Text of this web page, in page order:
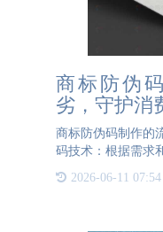
商标防伪
劣，守护消
商标防伪码制作的
码技术：根据需求
RFID（射频识别
2026-06-11 07:54